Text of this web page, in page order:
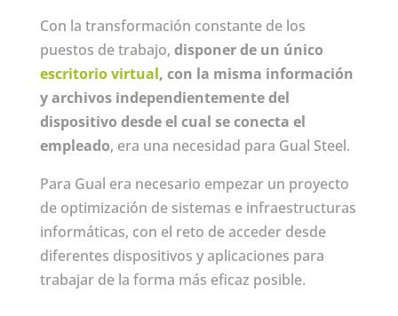
Con la transformación constante de los
puestos de trabajo, disponer de un único
escritorio virtual, con la misma información
y archivos independientemente del
dispositivo desde el cual se conecta el
empleado, era una necesidad para Gual Steel.
Para Gual era necesario empezar un proyecto
de optimización de sistemas e infraestructuras
informáticas, con el reto de acceder desde
diferentes dispositivos y aplicaciones para
trabajar de la forma más eficaz posible.